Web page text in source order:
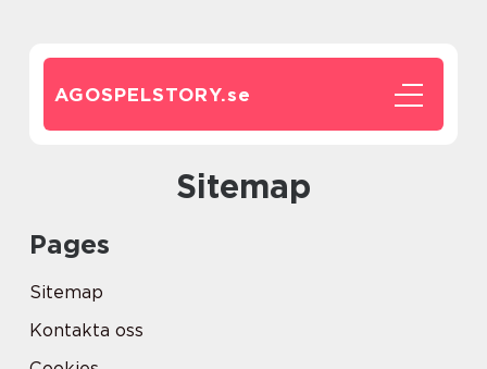
AGOSPELSTORY.se
Sitemap
Pages
Sitemap
Kontakta oss